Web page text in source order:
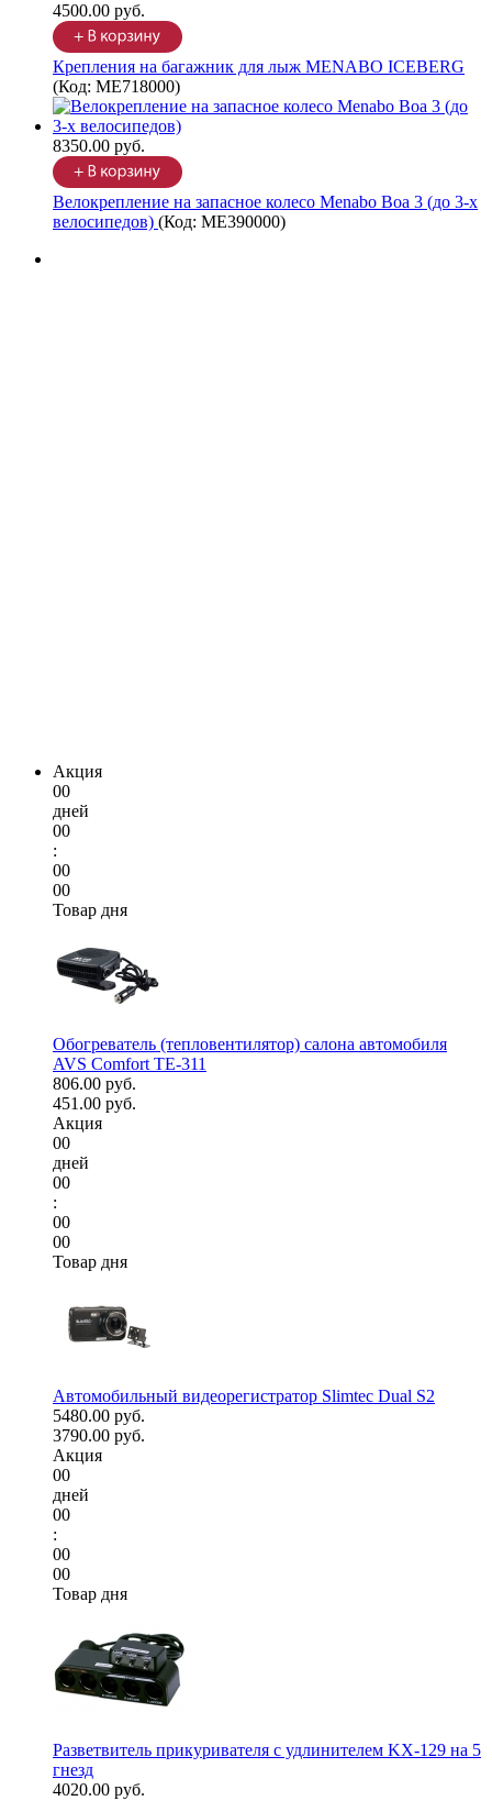
4500.00 руб.
Крепления на багажник для лыж MENABO ICEBERG
(Код: ME718000)
8350.00 руб.
Велокрепление на запасное колесо Menabo Boa 3 (до 3-х
велосипедов) (Код: ME390000)
Акция
00
дней
00
:
00
00
Товар дня
Обогреватель (тепловентилятор) салона автомобиля
AVS Comfort TE-311
806.00 руб.
451.00 руб.
Акция
00
дней
00
:
00
00
Товар дня
Автомобильный видеорегистратор Slimtec Dual S2
5480.00 руб.
3790.00 руб.
Акция
00
дней
00
:
00
00
Товар дня
Разветвитель прикуривателя с удлинителем KX-129 на 5
гнезд
4020.00 руб.